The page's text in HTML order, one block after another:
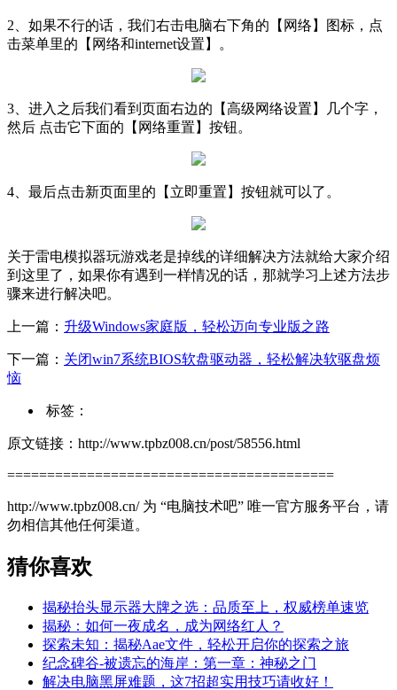
2、如果不行的话，我们右击电脑右下角的【网络】图标，点
击菜单里的【网络和internet设置】。
3、进入之后我们看到页面右边的【高级网络设置】几个字，
然后 点击它下面的【网络重置】按钮。
4、最后点击新页面里的【立即重置】按钮就可以了。
关于雷电模拟器玩游戏老是掉线的详细解决方法就给大家介绍
到这里了，如果你有遇到一样情况的话，那就学习上述方法步
骤来进行解决吧。
上一篇： 升级Windows家庭版，轻松迈向专业版之路
下一篇： 关闭win7系统BIOS软盘驱动器，轻松解决软驱盘烦
恼
标签：
原文链接：http://www.tpbz008.cn/post/58556.html
=========================================
http://www.tpbz008.cn/ 为 “电脑技术吧” 唯一官方服务平台，请
勿相信其他任何渠道。
猜你喜欢
揭秘抬头显示器大牌之选：品质至上，权威榜单速览
揭秘：如何一夜成名，成为网络红人？
探索未知：揭秘Aae文件，轻松开启你的探索之旅
纪念碑谷-被遗忘的海岸：第一章：神秘之门
解决电脑黑屏难题，这7招超实用技巧请收好！